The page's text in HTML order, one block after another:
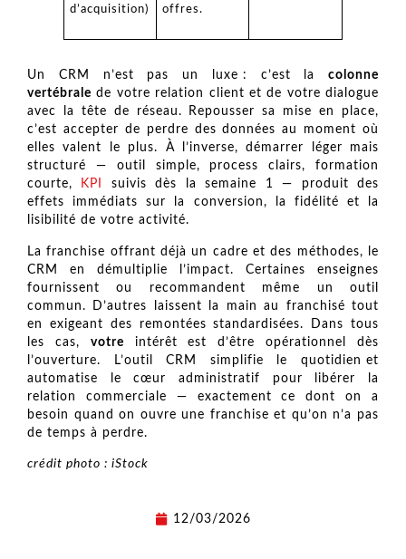
d’acquisition)
offres.
Un CRM n’est pas un luxe : c’est la colonne
vertébrale de votre relation client et de votre dialogue
avec la tête de réseau. Repousser sa mise en place,
c’est accepter de perdre des données au moment où
elles valent le plus. À l’inverse, démarrer léger mais
structuré — outil simple, process clairs, formation
courte,
KPI
suivis dès la semaine 1 — produit des
effets immédiats sur la conversion, la fidélité et la
lisibilité de votre activité.
La franchise offrant déjà un cadre et des méthodes, le
CRM en démultiplie l’impact. Certaines enseignes
fournissent ou recommandent même un outil
commun. D’autres laissent la main au franchisé tout
en exigeant des remontées standardisées. Dans tous
les cas, votre intérêt est d’être opérationnel dès
l’ouverture. L’outil CRM simplifie le quotidien et
automatise le cœur administratif pour libérer la
relation commerciale — exactement ce dont on a
besoin quand on ouvre une franchise et qu’on n’a pas
de temps à perdre.
crédit photo : iStock
12/03/2026